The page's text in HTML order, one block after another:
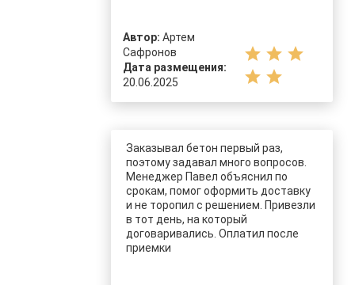
Автор: Артем
Сафронов
Дата размещения:
20.06.2025
star star star
star star
Заказывал бетон первый раз,
поэтому задавал много вопросов.
Менеджер Павел объяснил по
срокам, помог оформить доставку
и не торопил с решением. Привезли
в тот день, на который
договаривались. Оплатил после
приемки